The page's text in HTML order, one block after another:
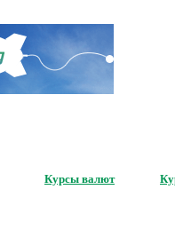
Курсы валют